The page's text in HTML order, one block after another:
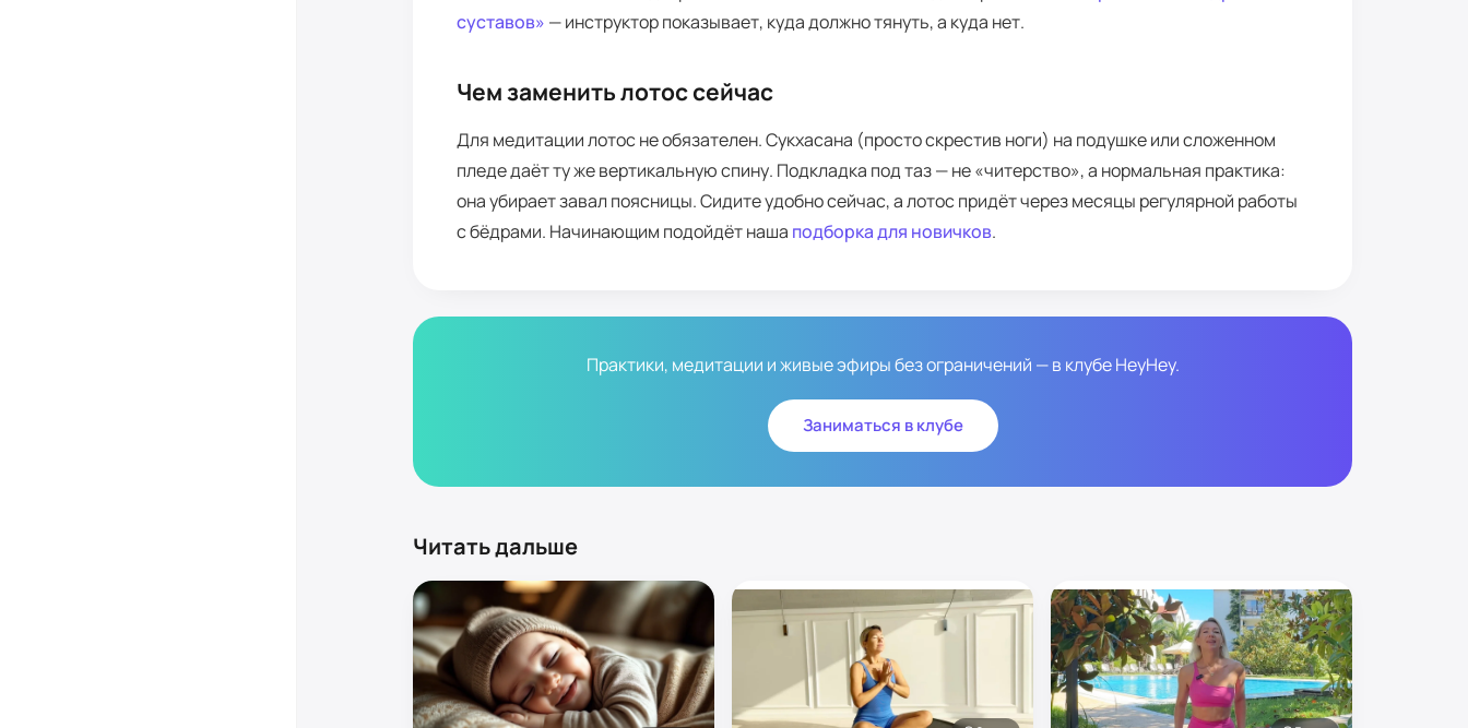
суставов» — инструктор показывает, куда должно тянуть, а куда нет.
Чем заменить лотос сейчас
Для медитации лотос не обязателен. Сукхасана (просто скрестив ноги) на подушке или сложенном
пледе даёт ту же вертикальную спину. Подкладка под таз — не «читерство», а нормальная практика:
она убирает завал поясницы. Сидите удобно сейчас, а лотос придёт через месяцы регулярной работы
с бёдрами. Начинающим подойдёт наша подборка для новичков.
Практики, медитации и живые эфиры без ограничений — в клубе HeyHey.
Заниматься в клубе
Читать дальше